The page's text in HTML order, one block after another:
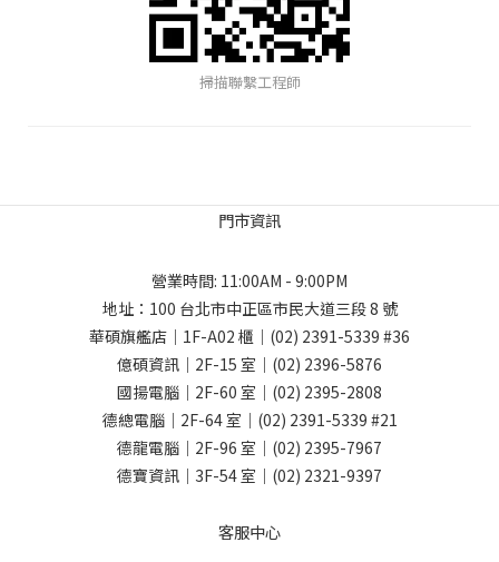
掃描聯繫工程師
門市資訊
營業時間: 11:00AM - 9:00PM
地址： 100 台北市中正區市民大道三段 8 號
華碩旗艦店｜1F-A02 櫃｜ (02) 2391-5339 #36
億碩資訊｜2F-15 室｜ (02) 2396-5876
國揚電腦｜2F-60 室｜ (02) 2395-2808
德總電腦｜2F-64 室｜ (02) 2391-5339 #21
德龍電腦｜2F-96 室｜ (02) 2395-7967
德寶資訊｜3F-54 室｜ (02) 2321-9397
客服中心